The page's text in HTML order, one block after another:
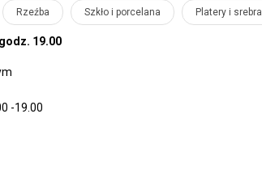
Rzeźba Szkło i porcelana Platery i srebra
19.00
-19.00